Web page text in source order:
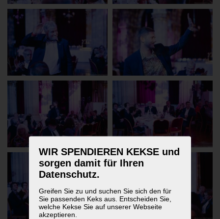
WIR SPENDIEREN KEKSE und
sorgen damit für Ihren
Datenschutz.
Greifen Sie zu und suchen Sie sich den für
Sie passenden Keks aus. Entscheiden Sie,
welche Kekse Sie auf unserer Webseite
akzeptieren.